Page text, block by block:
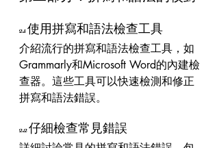
2.1 使用拼寫和語法檢查工具
介紹流行的拼寫和語法檢查工具，如
Grammarly和Microsoft Word的內建檢
查器。這些工具可以快速檢測和修正
拼寫和語法錯誤。
2.2 仔細檢查常見錯誤